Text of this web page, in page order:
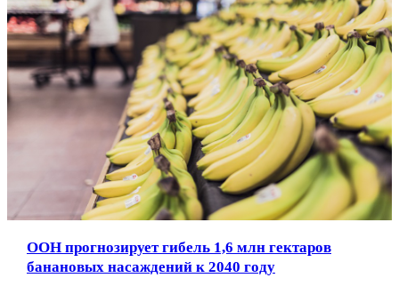
ООН прогнозирует гибель 1,6 млн гектаров
банановых насаждений к 2040 году